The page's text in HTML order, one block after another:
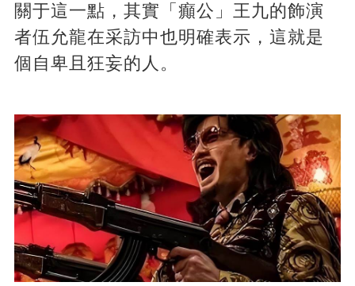
關于這一點，其實「癲公」王九的飾演
者伍允龍在采訪中也明確表示，這就是
個自卑且狂妄的人。